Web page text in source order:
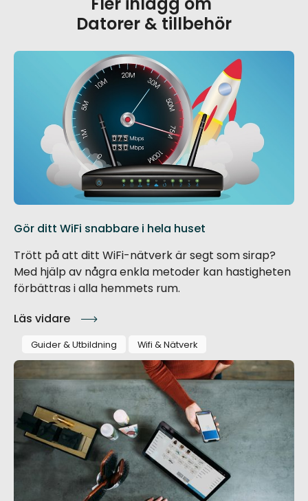
Datorer & tillbehör
Gör ditt WiFi snabbare i hela huset
Trött på att ditt WiFi-nätverk är segt som sirap?
Med hjälp av några enkla metoder kan hastigheten
förbättras i alla hemmets rum.
Läs vidare
Guider & Utbildning Wifi & Nätverk